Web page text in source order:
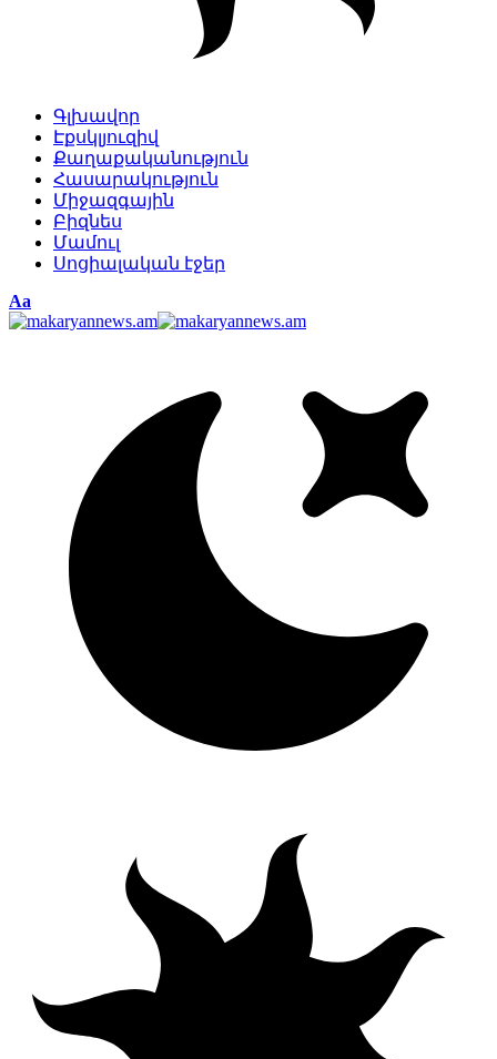
Գլխավոր
Էքսկլյուզիվ
Քաղաքականություն
Հասարակություն
Միջազգային
Բիզնես
Մամուլ
Սոցիալական էջեր
Изменение
размера
Аа